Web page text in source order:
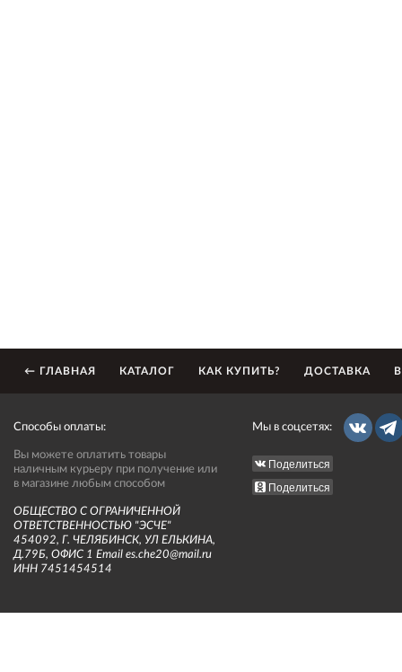
← ГЛАВНАЯ КАТАЛОГ КАК КУПИТЬ? ДОСТАВКА
Способы оплаты:
Вы можете оплатить товары
наличным курьеру при получение или
в магазине любым способом
ОБЩЕСТВО С ОГРАНИЧЕННОЙ
ОТВЕТСТВЕННОСТЬЮ "ЭСЧЕ"
454092, Г. ЧЕЛЯБИНСК, УЛ ЕЛЬКИНА,
Д.79Б, ОФИС 1 Email es.che20@mail.ru
ИНН 7451454514
Мы в соцсетях:
Поделиться
Поделиться